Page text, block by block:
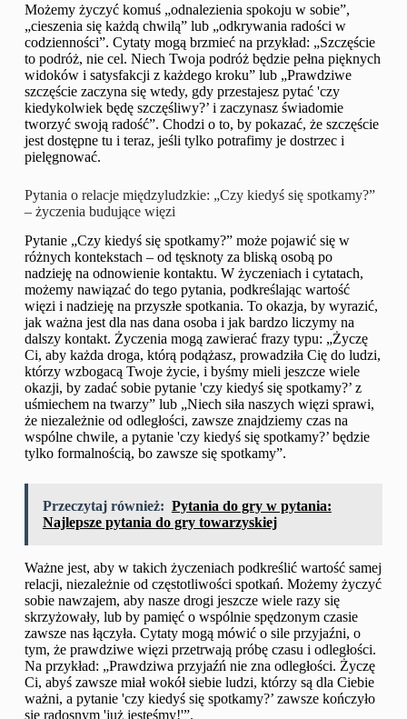
Możemy życzyć komuś „odnalezienia spokoju w sobie”,
„cieszenia się każdą chwilą” lub „odkrywania radości w
codzienności”. Cytaty mogą brzmieć na przykład: „Szczęście
to podróż, nie cel. Niech Twoja podróż będzie pełna pięknych
widoków i satysfakcji z każdego kroku” lub „Prawdziwe
szczęście zaczyna się wtedy, gdy przestajesz pytać 'czy
kiedykolwiek będę szczęśliwy?’ i zaczynasz świadomie
tworzyć swoją radość”. Chodzi o to, by pokazać, że szczęście
jest dostępne tu i teraz, jeśli tylko potrafimy je dostrzec i
pielęgnować.
Pytania o relacje międzyludzkie: „Czy kiedyś się spotkamy?”
– życzenia budujące więzi
Pytanie „Czy kiedyś się spotkamy?” może pojawić się w
różnych kontekstach – od tęsknoty za bliską osobą po
nadzieję na odnowienie kontaktu. W życzeniach i cytatach,
możemy nawiązać do tego pytania, podkreślając wartość
więzi i nadzieję na przyszłe spotkania. To okazja, by wyrazić,
jak ważna jest dla nas dana osoba i jak bardzo liczymy na
dalszy kontakt. Życzenia mogą zawierać frazy typu: „Życzę
Ci, aby każda droga, którą podążasz, prowadziła Cię do ludzi,
którzy wzbogacą Twoje życie, i byśmy mieli jeszcze wiele
okazji, by zadać sobie pytanie 'czy kiedyś się spotkamy?’ z
uśmiechem na twarzy” lub „Niech siła naszych więzi sprawi,
że niezależnie od odległości, zawsze znajdziemy czas na
wspólne chwile, a pytanie 'czy kiedyś się spotkamy?’ będzie
tylko formalnością, bo zawsze się spotkamy”.
Przeczytaj również: Pytania do gry w pytania:
Najlepsze pytania do gry towarzyskiej
Ważne jest, aby w takich życzeniach podkreślić wartość samej
relacji, niezależnie od częstotliwości spotkań. Możemy życzyć
sobie nawzajem, aby nasze drogi jeszcze wiele razy się
skrzyżowały, lub by pamięć o wspólnie spędzonym czasie
zawsze nas łączyła. Cytaty mogą mówić o sile przyjaźni, o
tym, że prawdziwe więzi przetrwają próbę czasu i odległości.
Na przykład: „Prawdziwa przyjaźń nie zna odległości. Życzę
Ci, abyś zawsze miał wokół siebie ludzi, którzy są dla Ciebie
ważni, a pytanie 'czy kiedyś się spotkamy?’ zawsze kończyło
się radosnym 'już jesteśmy!'”.